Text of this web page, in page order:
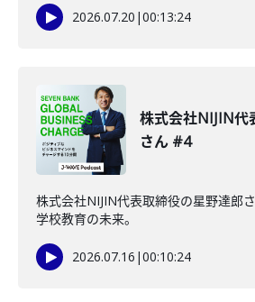
2026.07.20 |00:13:24
株式会社NIJIN代
さん #4
株式会社NIJIN代表取締役の星野達郎
学校教育の未来。
2026.07.16 |00:10:24